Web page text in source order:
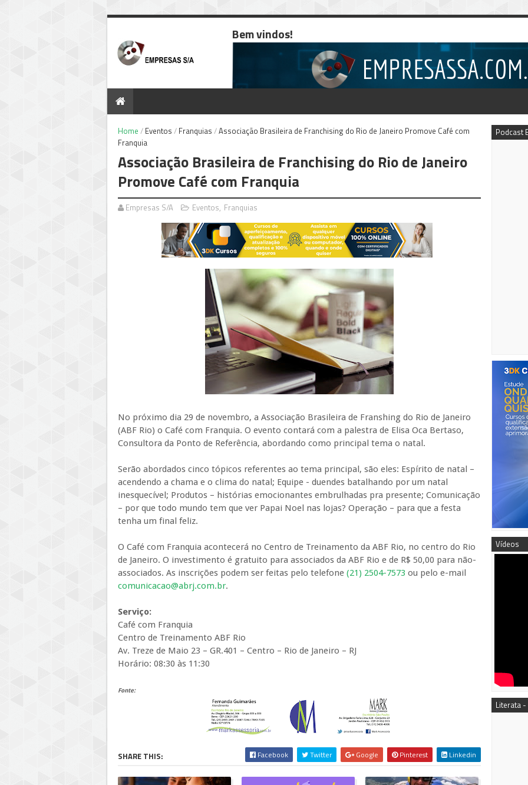
Bem vindos!
Home / Eventos / Franquias /Associação Brasileira de Franchising do Rio de Janeiro Promove Café com
Franquia
Associação Brasileira de Franchising do Rio de Janeiro
Promove Café com Franquia
Empresas S/A Eventos, Franquias
No próximo dia 29 de novembro, a Associação Brasileira de Franshing do Rio de Janeiro
(ABF Rio) o Café com Franquia. O evento contará com a palestra de Elisa Oca Bertaso,
Consultora da Ponto de Referência, abordando como principal tema o natal.
Serão abordados cinco tópicos referentes ao tema principal, são eles: Espírito de natal –
acendendo a chama e o clima do natal; Equipe - duendes batalhando por um natal
inesquecível; Produtos – histórias emocionantes embrulhadas pra presente; Comunicação
– por que todo mundo tem que ver Papai Noel nas lojas? Operação – para que a festa
tenha um final feliz.
O Café com Franquia acontecerá no Centro de Treinamento da ABF Rio, no centro do Rio
de Janeiro. O investimento é gratuito para associados da ABF Rio e de R$ 50,00 para não-
associados. As inscrições podem ser feitas pelo telefone (21) 2504-7573 ou pelo e-mail
comunicacao@abrj.com.br.
Serviço:
Café com Franquia
Centro de Treinamento ABF Rio
Av. Treze de Maio 23 – GR.401 – Centro – Rio de Janeiro – RJ
Horário: 08:30 às 11:30
Fonte:
SHARE THIS: Facebook Twitter Google Pinterest Linkedin
Podcast
Vídeos
Literata